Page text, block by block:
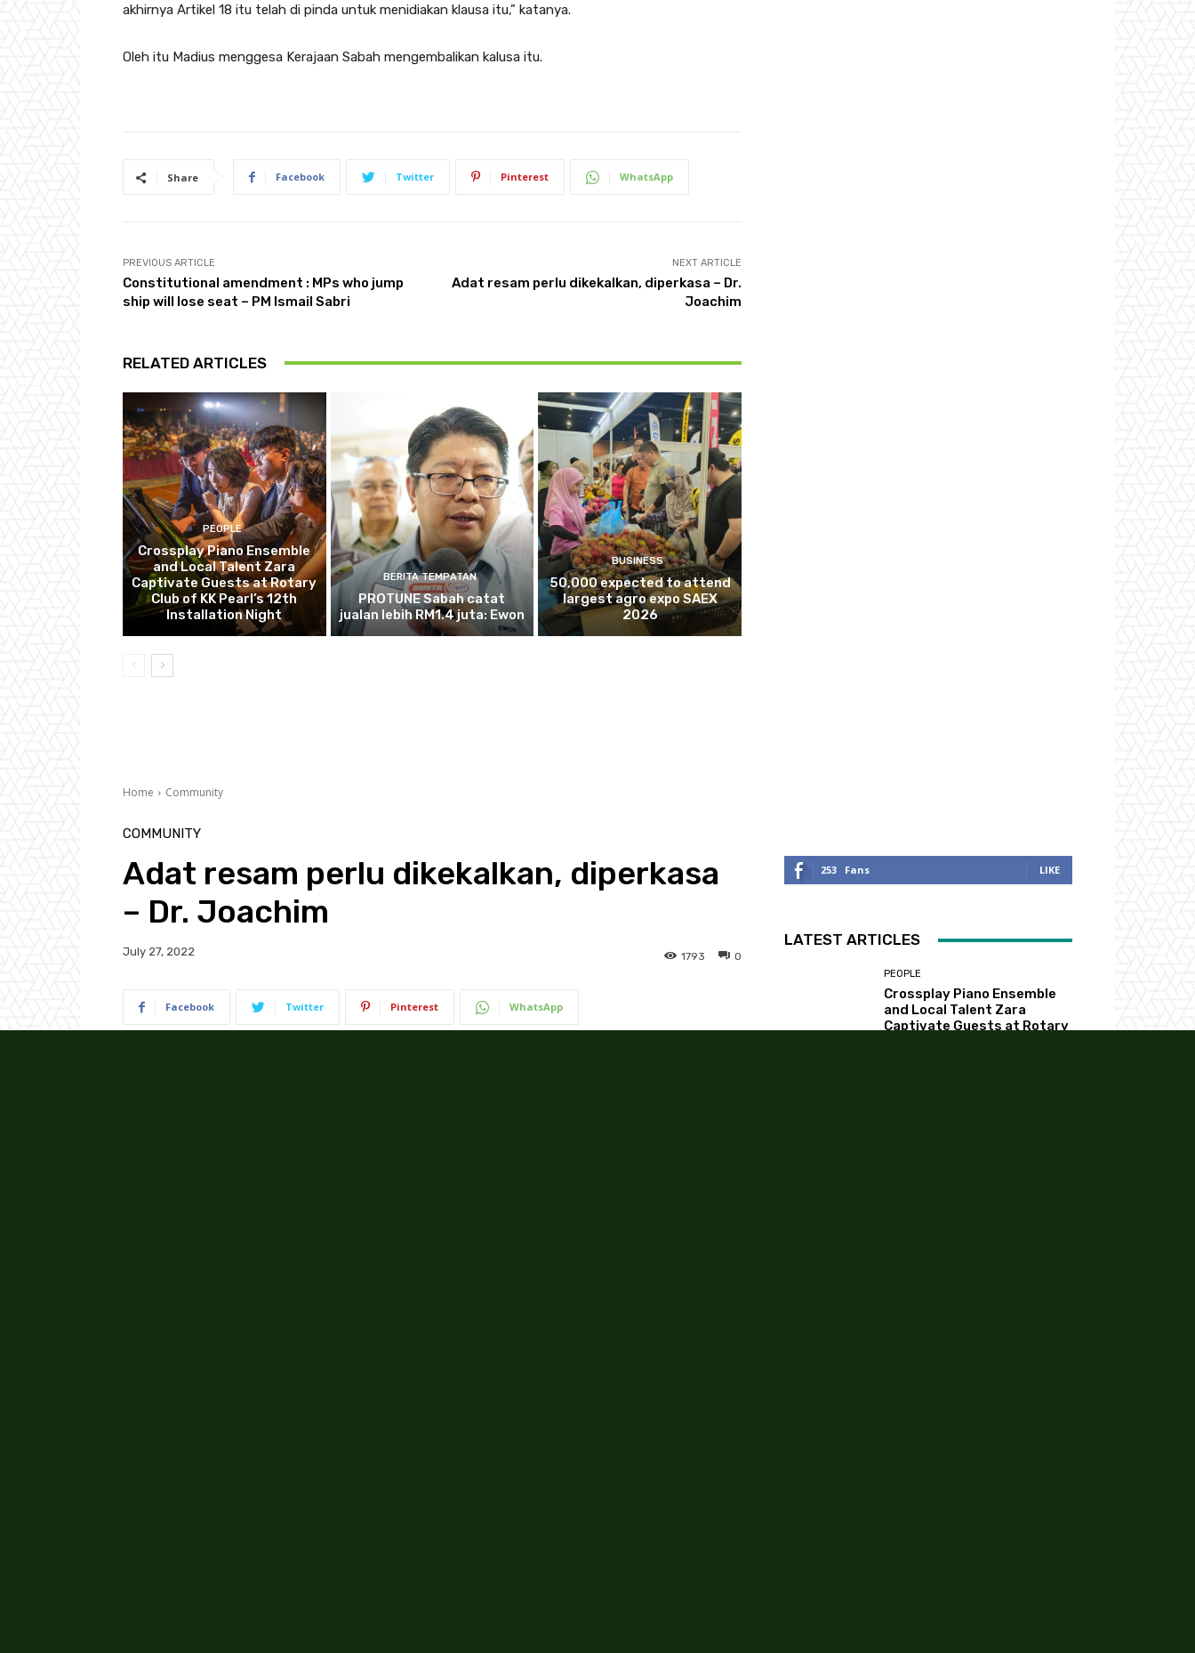
akhirnya Artikel 18 itu telah di pinda untuk menidiakan klausa itu,” katanya.
Oleh itu Madius menggesa Kerajaan Sabah mengembalikan kalusa itu.
Share Facebook Twitter Pinterest WhatsApp
PREVIOUS ARTICLE
Constitutional amendment : MPs who jump
ship will lose seat – PM Ismail Sabri
NEXT ARTICLE
Adat resam perlu dikekalkan, diperkasa – Dr.
Joachim
RELATED ARTICLES
PEOPLE
Crossplay Piano Ensemble
and Local Talent Zara
Captivate Guests at Rotary
Club of KK Pearl’s 12th
Installation Night
BERITA TEMPATAN
PROTUNE Sabah catat
jualan lebih RM1.4 juta: Ewon
BUSINESS
50,000 expected to attend
largest agro expo SAEX
2026